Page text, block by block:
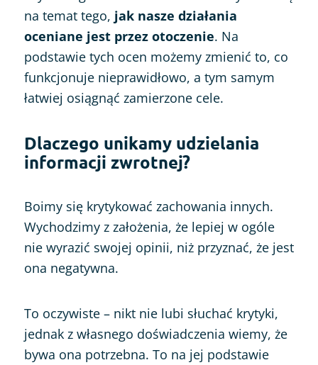
na temat tego, jak nasze działania
oceniane jest przez otoczenie. Na
podstawie tych ocen możemy zmienić to, co
funkcjonuje nieprawidłowo, a tym samym
łatwiej osiągnąć zamierzone cele.
Dlaczego unikamy udzielania
informacji zwrotnej?
Boimy się krytykować zachowania innych.
Wychodzimy z założenia, że lepiej w ogóle
nie wyrazić swojej opinii, niż przyznać, że jest
ona negatywna.
To oczywiste – nikt nie lubi słuchać krytyki,
jednak z własnego doświadczenia wiemy, że
bywa ona potrzebna. To na jej podstawie